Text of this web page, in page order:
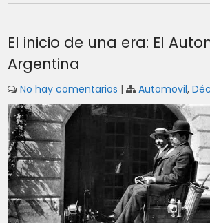
El inicio de una era: El
Argentina
No hay comentarios | Automovil,